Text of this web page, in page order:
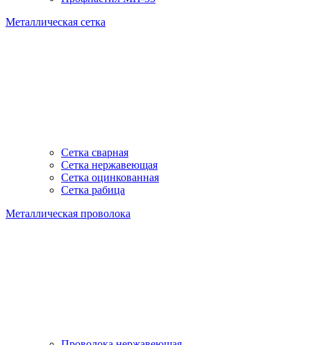
Металлическая сетка
Сетка сварная
Сетка нержавеющая
Сетка оцинкованная
Сетка рабица
Металлическая проволока